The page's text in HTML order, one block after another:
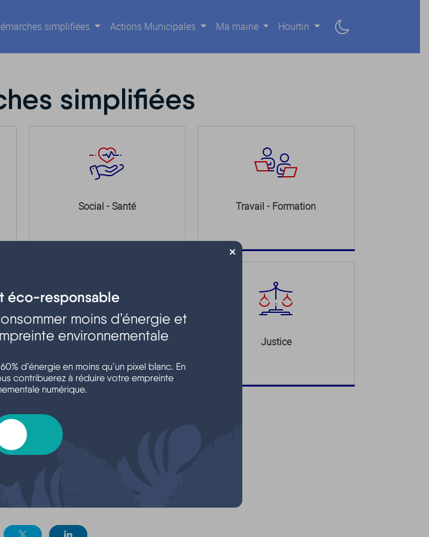
simplifiées Actions Municipales Ma mairie Hourtin
simplifiées
Social - Santé Travail - Formation
Argent - Impôts -
Justice
éco-responsable
moins d’énergie et
environnementale
d’énergie en moins qu’un pixel blanc. En
contribuerez à réduire votre empreinte
numérique.
×